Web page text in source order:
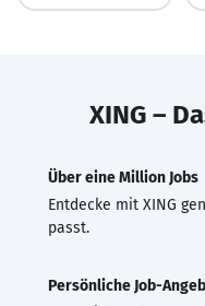
XING –
Über eine Million Jobs
Entdecke mit XING
passt.
Persönliche Job-